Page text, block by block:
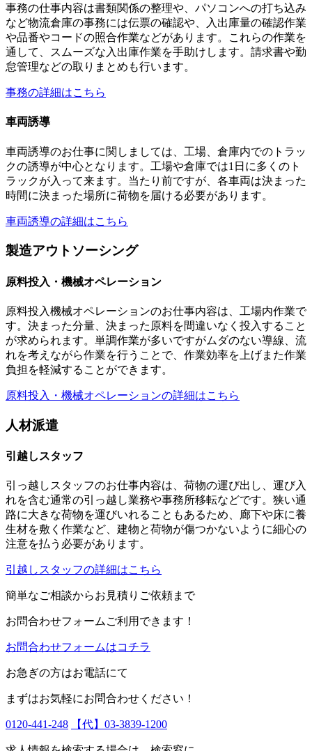
事務の仕事内容は書類関係の整理や、パソコンへの打ち込み
など物流倉庫の事務には伝票の確認や、入出庫量の確認作業
や品番やコードの照合作業などがあります。これらの作業を
通して、スムーズな入出庫作業を手助けします。請求書や勤
怠管理などの取りまとめも行います。
事務の詳細はこちら
車両誘導
車両誘導のお仕事に関しましては、工場、倉庫内でのトラッ
クの誘導が中心となります。工場や倉庫では1日に多くのト
ラックが入って来ます。当たり前ですが、各車両は決まった
時間に決まった場所に荷物を届ける必要があります。
車両誘導の詳細はこちら
製造アウトソーシング
原料投入・機械オペレーション
原料投入機械オペレーションのお仕事内容は、工場内作業で
す。決まった分量、決まった原料を間違いなく投入すること
が求められます。単調作業が多いですがムダのない導線、流
れを考えながら作業を行うことで、作業効率を上げまた作業
負担を軽減することができます。
原料投入・機械オペレーションの詳細はこちら
人材派遣
引越しスタッフ
引っ越しスタッフのお仕事内容は、荷物の運び出し、運び入
れを含む通常の引っ越し業務や事務所移転などです。狭い通
路に大きな荷物を運びいれることもあるため、廊下や床に養
生材を敷く作業など、建物と荷物が傷つかないように細心の
注意を払う必要があります。
引越しスタッフの詳細はこちら
簡単なご相談からお見積りご依頼まで
お問合わせフォームご利用できます！
お問合わせフォームはコチラ
お急ぎの方はお電話にて
まずはお気軽にお問合わせください！
0120-441-248 【代】03-3839-1200